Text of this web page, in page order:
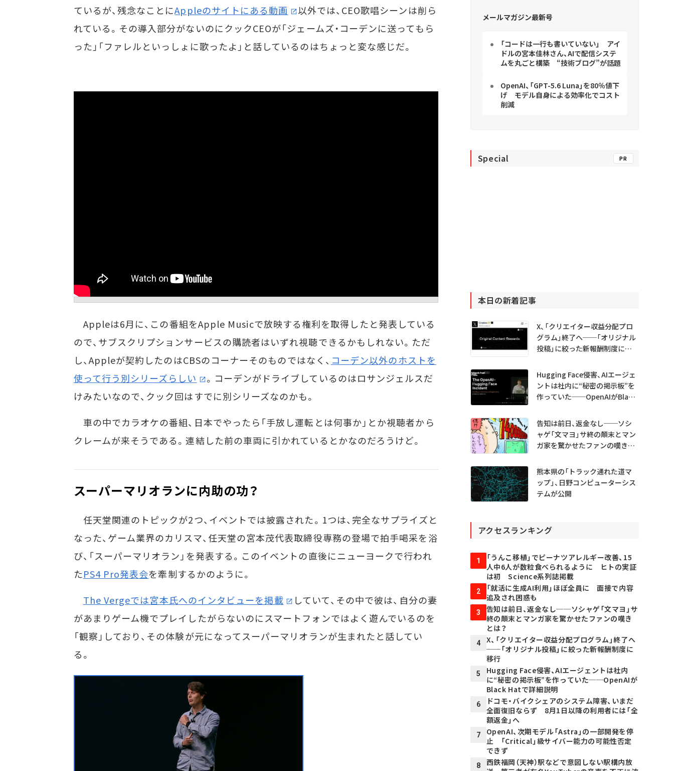
ているが、残念なことにAppleのサイトにある動画
以外では、CEO歌唱シーンは削ら
れている。その導入部分がないのにクックCEOが「ジェームズ・コーデンに送ってもら
った」「ファレルといっしょに歌ったよ」と話しているのはちょっと変な感じだ。
Appleは6月に、この番組をApple Musicで放映する権利を取得したと発表している
ので、サブスクリプションサービスの購読者はいずれ視聴できるかもしれない。ただ
し、Appleが契約したのはCBSのコーナーそのものではなく、 コーデン以外のホストを
使って行う別シリーズらしい
。コーデンがドライブしているのはロサンジェルスだ
けみたいなので、クック回はすでに別シリーズなのかも。
車の中でカラオケの番組、日本でやったら「手放し運転とは何事か」とか視聴者から
クレームが来そうである。連結した前の車両に引かれているとかなのだろうけど。
スーパーマリオランに内助の功？
任天堂関連のトピックが2つ、イベントでは披露された。1つは、完全なサプライズと
なった、ゲーム業界のカリスマ、任天堂の宮本茂代表取締役専務の登場で拍手喝采を浴
び、「スーパーマリオラン」を発表する。このイベントの直後にニューヨークで行われ
たPS4 Pro発表会を牽制するかのように。
The Vergeでは宮本氏へのインタビューを掲載
していて、その中で彼は、自分の妻
があまりゲーム機でプレイしたがらないのにスマートフォンではよく遊んでいるのを
「観察」しており、その体験が元になってスーパーマリオランが生まれたと話してい
る。
メールマガジン最新号
「コードは一行も書いていない」 アイ
ドルの宮本佳林さん、AIで配信システ
ムを丸ごと構築 “技術ブログ”が話題
OpenAI、「GPT-5.6 Luna」を80％値下
げ モデル自身による効率化でコスト
削減
Special PR
本日の新着記事
X、「クリエイター収益分配プロ
グラム」終了へ──「オリジナル
投稿」に絞った新報酬制度に移
Hugging Face侵害、AIエージェ
ントは社内に“秘密の掲示板”を
作っていた──OpenAIがBlack
告知は前日、返金なし──ソシ
ャゲ「文マヨ」サ終の顛末とマン
ガ家を驚かせたファンの嘆きと
熊本県の「トラック通れた道マ
ップ」、日野コンピューターシス
テムが公開
アクセスランキング
1
「うんこ移植」でピーナツアレルギー改善、15
人中6人が数粒食べられるように ヒトの実証
は初 Science系列誌掲載
2
「就活に生成AI利用」ほぼ全員に 面接で内容
追及され困惑も
3
告知は前日、返金なし──ソシャゲ「文マヨ」サ
終の顛末とマンガ家を驚かせたファンの嘆き
とは？
4
X、「クリエイター収益分配プログラム」終了へ
──「オリジナル投稿」に絞った新報酬制度に
移行
5
Hugging Face侵害、AIエージェントは社内
に“秘密の掲示板”を作っていた──OpenAIが
Black Hatで詳細説明
6
ドコモ・バイクシェアのシステム障害、いまだ
全面復旧ならず 8月1日以降の利用者には「全
額返金」へ
7
OpenAI、次期モデル「Astra」の一部開発を停
止 「Critical」級サイバー能力の可能性否定
できず
8
西鉄福岡（天神）駅などで意図しない駅構内放